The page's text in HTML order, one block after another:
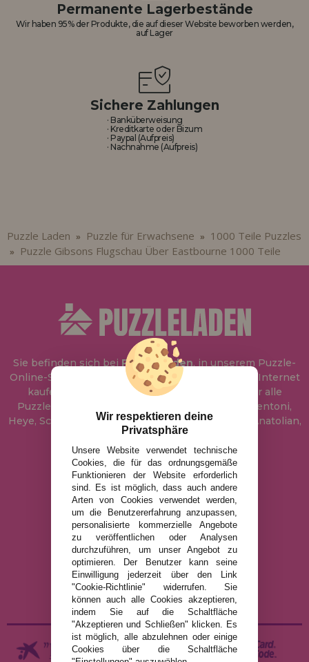
Permanente Lagerbestände
Wir haben 95% der Produkte, die auf dieser Website beworben werden,
auf Lager
Sichere Zahlungen
· Banküberweisung
· Kreditkarte oder Bizum
· Paypal (Aufpreis)
· Nachnahme (Aufpreis)
Puzzle Laden » Puzzle für Erwachsene » 1000 Teile Puzzles
» Puzzle Gibsons Flugschau Über Eastbourne 1000 Teile
Sie befinden sich bei Puzzle Laden, in unserem Puzzle-
Online-Shop, wo Sie Puzzle zum besten Preis im Internet
kaufen können. In unserem Katalog führen wir alle
Puzzles der Marken Educa, Ravensburger, Clementoni,
Heye, Schmidt, Castorland, Jumbo, Trefl, Piatnik, Anatolian,
Art Puzzle, Gibsons und viele mehr.
info@puzzleladen.de
RECHTLICHE HINWEISE
DATENSCHUTZRICHTLINIE
COOKIE-RICHTLINIE
VERSAND UND RÜCKGABE
RÜCKGABE / WIDERRUF
Wir respektieren deine
Privatsphäre
Unsere Website verwendet technische
Cookies, die für das ordnungsgemäße
Funktionieren der Website erforderlich
sind. Es ist möglich, dass auch andere
Arten von Cookies verwendet werden,
um die Benutzererfahrung anzupassen,
personalisierte kommerzielle Angebote
zu veröffentlichen oder Analysen
durchzuführen, um unser Angebot zu
optimieren. Der Benutzer kann seine
Einwilligung jederzeit über den Link
"Cookie-Richtlinie" widerrufen. Sie
können auch alle Cookies akzeptieren,
indem Sie auf die Schaltfläche
"Akzeptieren und Schließen" klicken. Es
ist möglich, alle abzulehnen oder einige
Cookies über die Schaltfläche